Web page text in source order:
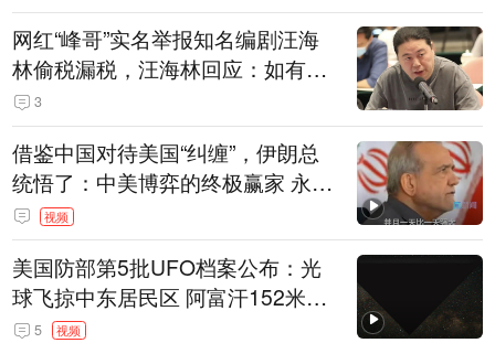
网红“峰哥”实名举报知名编剧汪海
林偷税漏税，汪海林回应：如有违
法行为，相关机构自会进行评判和
处理
3
借鉴中国对待美国“纠缠”，伊朗总
统悟了：中美博弈的终极赢家 永远
是埋头发展的那一国 伊朗要学中
国“做好自己的事”
视频
美国防部第5批UFO档案公布：光
球飞掠中东居民区 阿富汗152米三
角形遮蔽星光
5 视频